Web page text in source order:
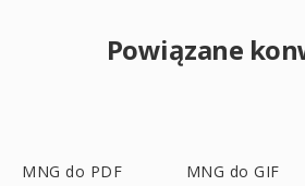
Powiązane
MNG do PDF MNG do GIF